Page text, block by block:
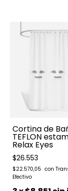
Cortina de
TEFLON
Relax Eyes
$26.553
$22.570,05